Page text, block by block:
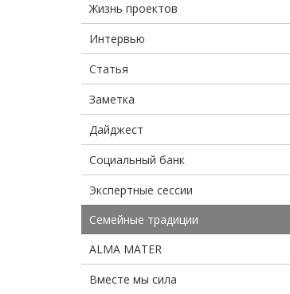
Жизнь проектов
Интервью
Статья
Заметка
Дайджест
Социальный банк
Экспертные сессии
Семейные традиции
ALMA MATER
Вместе мы сила